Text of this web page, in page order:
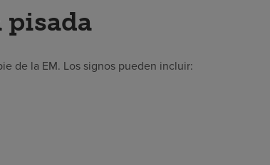
pisada
de la EM. Los signos pueden incluir: